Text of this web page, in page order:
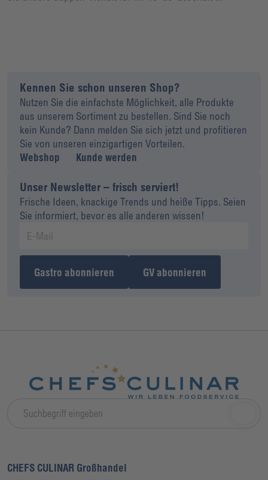
Kennen Sie schon unseren Shop?
Nutzen Sie die einfachste Möglichkeit, alle Produkte
aus unserem Sortiment zu bestellen. Sind Sie noch
kein Kunde? Dann melden Sie sich jetzt und profitieren
Sie von unseren einzigartigen Vorteilen.
Webshop
Kunde werden
Unser Newsletter – frisch serviert!
Frische Ideen, knackige Trends und heiße Tipps. Seien
Sie informiert, bevor es alle anderen wissen!
Gastro abonnieren GV abonnieren
CHEFS CULINAR Großhandel